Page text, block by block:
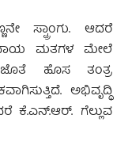
ಸ್ಟ್ರಾಂಗು. ಆದರೆ
ಮತಗಳ ಮೇಲೆ
ಹೊಸ ತಂತ್ರ
ಅಭಿವೃದ್ಧಿ
ಕೆ.ಎನ್.ಆರ್. ಗೆಲ್ಲುವ